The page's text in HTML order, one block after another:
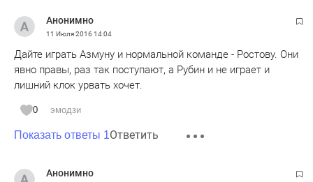
Анонимно
11 Июля 2016 14:04
Дайте играть Азмуну и нормальной команде - Ростову. Они
явно правы, раз так поступают, а Рубин и не играет и
лишний клок урвать хочет.
0 эмодзи
Показать ответы 1Ответить
Анонимно